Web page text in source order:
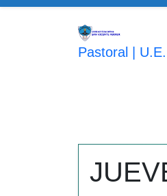
Saltar
Pastoral |